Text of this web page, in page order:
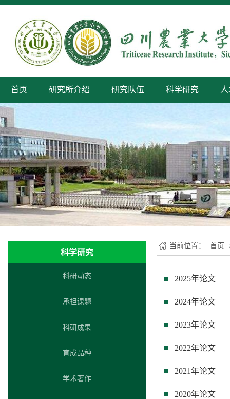
首页 研究所介绍 研究队伍 科学研究
科学研究
科研动态
承担课题
科研成果
育成品种
学术著作
当前位置： 首页
2025年论文
2024年论文
2023年论文
2022年论文
2021年论文
2020年论文